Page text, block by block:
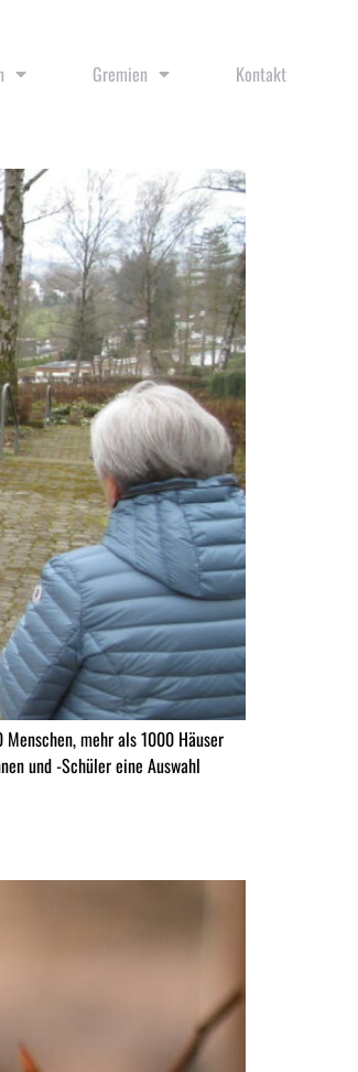
Gremien Kontakt
mehr als 1000 Häuser
und -Schüler eine Auswahl